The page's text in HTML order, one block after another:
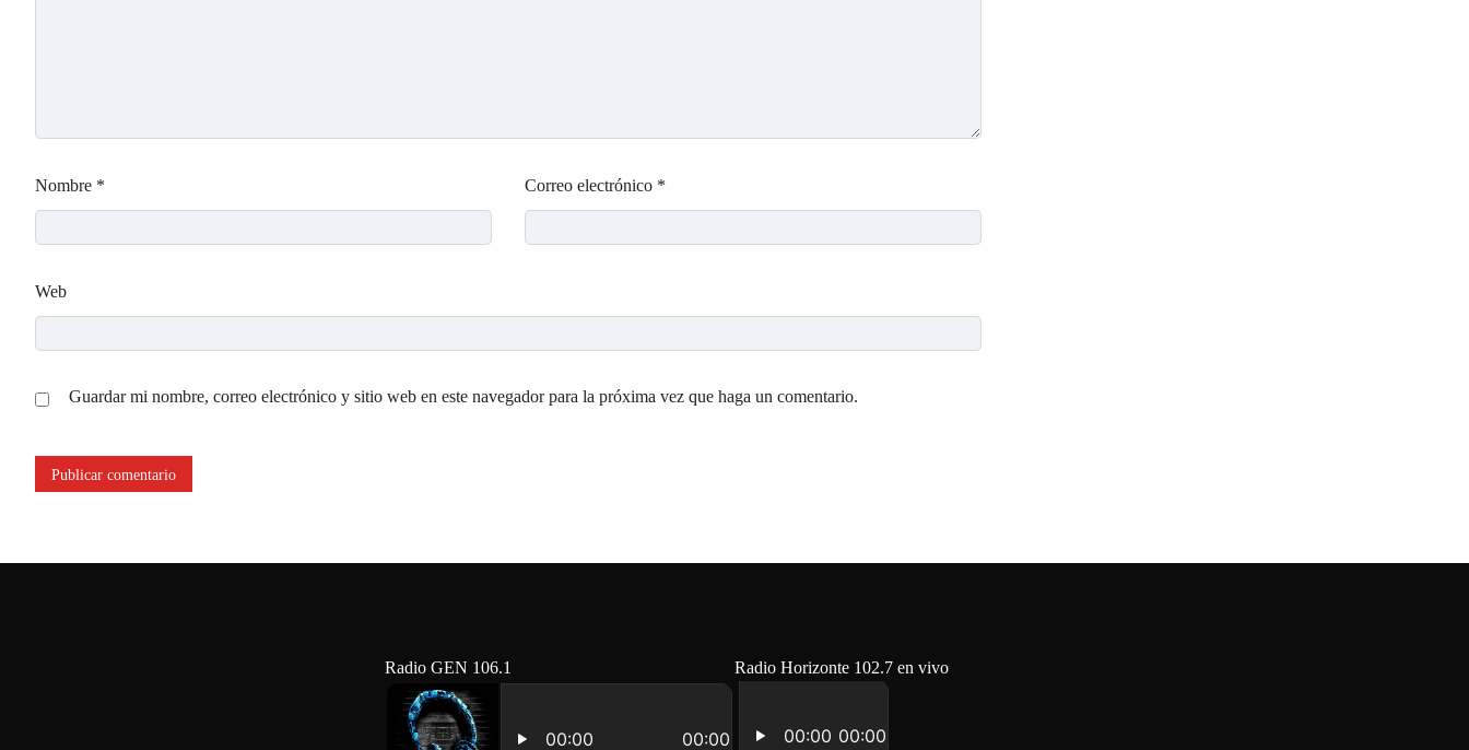
Nombre * Correo electrónico *
Web
Guardar mi nombre, correo electrónico y sitio web en este navegador para la próxima vez que haga un comentario.
Radio GEN 106.1 Radio Horizonte 102.7 en vivo